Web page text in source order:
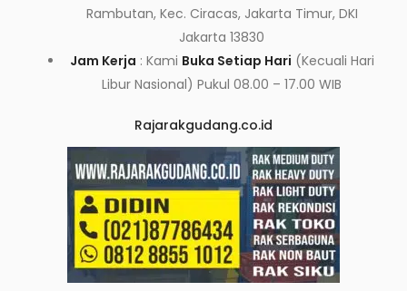
Rambutan, Kec. Ciracas, Jakarta Timur, DKI
Jakarta 13830
Jam Kerja : Kami Buka Setiap Hari (Kecuali Hari
Libur Nasional) Pukul 08.00 – 17.00 WIB
Rajarakgudang.co.id